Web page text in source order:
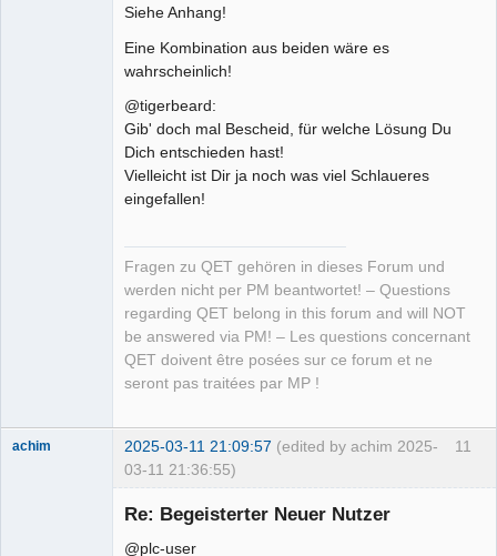
Siehe Anhang!
Eine Kombination aus beiden wäre es
wahrscheinlich!
@tigerbeard:
Gib' doch mal Bescheid, für welche Lösung Du
Dich entschieden hast!
Vielleicht ist Dir ja noch was viel Schlaueres
eingefallen!
Fragen zu QET gehören in dieses Forum und
werden nicht per PM beantwortet! – Questions
regarding QET belong in this forum and will NOT
be answered via PM! – Les questions concernant
QET doivent être posées sur ce forum et ne
seront pas traitées par MP !
11
achim 2025-03-11 21:09:57 (edited by achim 2025-
03-11 21:36:55)
Re: Begeisterter Neuer Nutzer
@plc-user